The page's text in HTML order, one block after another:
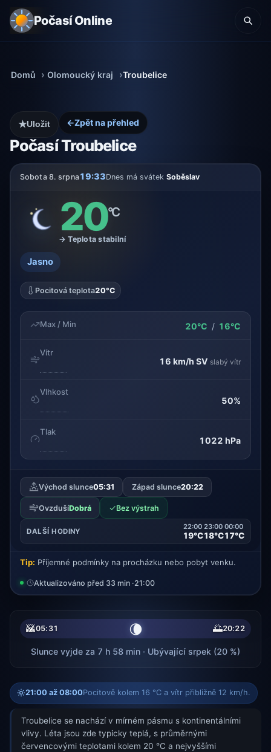
Počasí Online
Domů Olomoucký kraj Troubelice
←Zpět na přehled
Počasí Troubelice
★Uložit
Sobota 8. srpna19:33Dnes má svátek Soběslav
20°C
→ Teplota stabilní
Jasno
Pocitová teplota20°C
Max / Min 20°C / 16°C
Vítr
16 km/h SV slabý vítr
Vlhkost
50%
Tlak
1022 hPa
Východ slunce05:31 Západ slunce20:22
OvzdušíDobrá ✓Bez výstrah
DALŠÍ HODINY
22:00
19°C
23:00
18°C
00:00
17°C
Tip: Příjemné podmínky na procházku nebo pobyt venku.
Aktualizováno před 33 min ·21:00
🌇05:31 🌘 🌅20:22
Slunce vyjde za 7 h 58 min · Ubývající srpek (20 %)
21:00 až 08:00Pocitově kolem 16 °C a vítr přibližně 12 km/h.
Troubelice se nachází v mírném pásmu s kontinentálními
vlivy. Léta jsou zde typicky teplá, s průměrnými
červencovými teplotami kolem 20 °C a nejvyššími